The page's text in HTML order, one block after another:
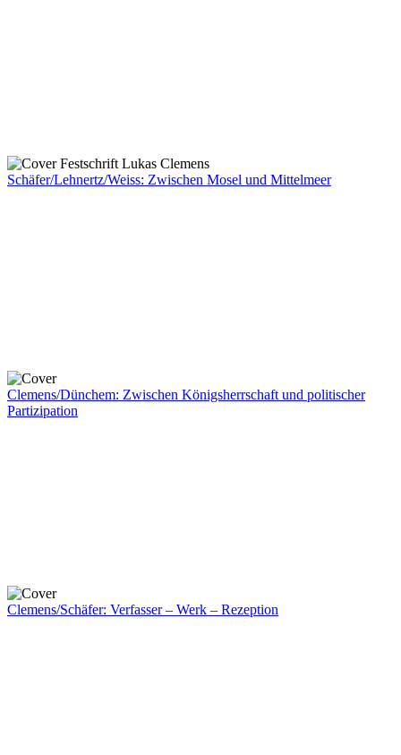
Schäfer/Lehnertz/Weiss: Zwischen Mosel und Mittelmeer
Clemens/Dünchem: Zwischen Königsherrschaft und politischer
Partizipation
Clemens/Schäfer: Verfasser – Werk – Rezeption